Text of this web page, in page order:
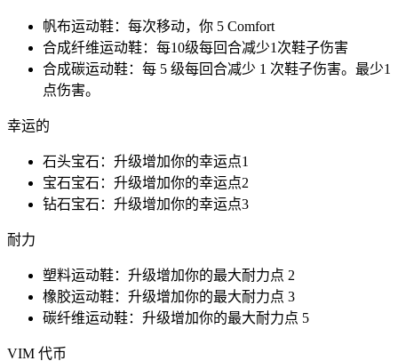
帆布运动鞋：每次移动，你 5 Comfort
合成纤维运动鞋：每10级每回合减少1次鞋子伤害
合成碳运动鞋：每 5 级每回合减少 1 次鞋子伤害。最少1
点伤害。
幸运的
石头宝石：升级增加你的幸运点1
宝石宝石：升级增加你的幸运点2
钻石宝石：升级增加你的幸运点3
耐力
塑料运动鞋：升级增加你的最大耐力点 2
橡胶运动鞋：升级增加你的最大耐力点 3
碳纤维运动鞋：升级增加你的最大耐力点 5
VIM 代币